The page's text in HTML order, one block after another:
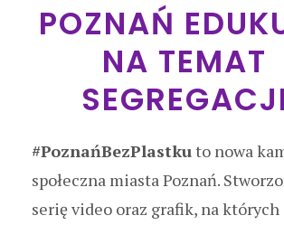
POZNAŃ
NA TEMAT
SEGREGACJI
#PoznańBezPlastkuto nowa
społeczna miasta Poznań.
serię video oraz grafik, na których